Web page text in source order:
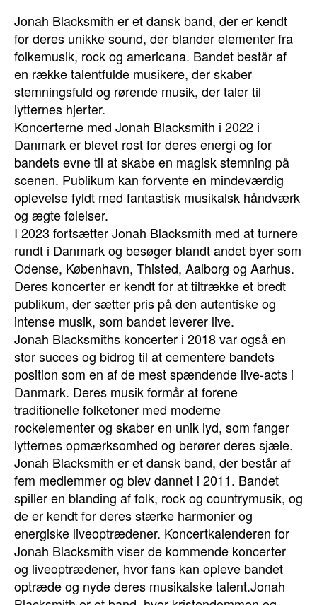
Jonah Blacksmith er et dansk band, der er kendt
for deres unikke sound, der blander elementer fra
folkemusik, rock og americana. Bandet består af
en række talentfulde musikere, der skaber
stemningsfuld og rørende musik, der taler til
lytternes hjerter.
Koncerterne med Jonah Blacksmith i 2022 i
Danmark er blevet rost for deres energi og for
bandets evne til at skabe en magisk stemning på
scenen. Publikum kan forvente en mindeværdig
oplevelse fyldt med fantastisk musikalsk håndværk
og ægte følelser.
I 2023 fortsætter Jonah Blacksmith med at turnere
rundt i Danmark og besøger blandt andet byer som
Odense, København, Thisted, Aalborg og Aarhus.
Deres koncerter er kendt for at tiltrække et bredt
publikum, der sætter pris på den autentiske og
intense musik, som bandet leverer live.
Jonah Blacksmiths koncerter i 2018 var også en
stor succes og bidrog til at cementere bandets
position som en af de mest spændende live-acts i
Danmark. Deres musik formår at forene
traditionelle folketoner med moderne
rockelementer og skaber en unik lyd, som fanger
lytternes opmærksomhed og berører deres sjæle.
Jonah Blacksmith er et dansk band, der består af
fem medlemmer og blev dannet i 2011. Bandet
spiller en blanding af folk, rock og countrymusik, og
de er kendt for deres stærke harmonier og
energiske liveoptrædener. Koncertkalenderen for
Jonah Blacksmith viser de kommende koncerter
og liveoptrædener, hvor fans kan opleve bandet
optræde og nyde deres musikalske talent.Jonah